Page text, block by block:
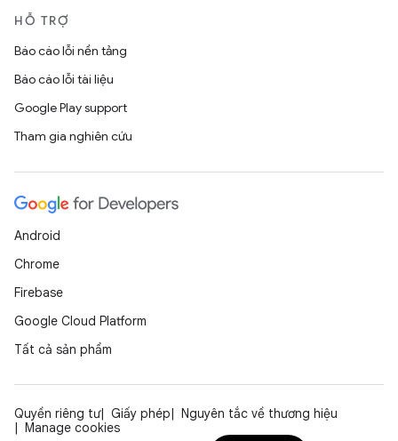
HỖ TRỢ
Báo cáo lỗi nền tảng
Báo cáo lỗi tài liệu
Google Play support
Tham gia nghiên cứu
Android
Chrome
Firebase
Google Cloud Platform
Tất cả sản phẩm
Quyền riêng tư Giấy phép
Nguyên tắc về thương hiệu
Manage cookies